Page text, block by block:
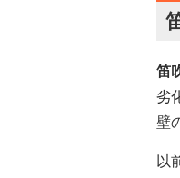
笛
劣
壁
以